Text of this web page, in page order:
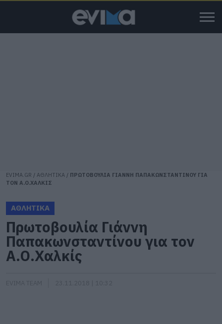
EVIMA.GR / ΑΘΛΗΤΙΚΑ / ΠΡΩΤΟΒΟΥΛΙΑ ΓΙΑΝΝΗ ΠΑΠΑΚΩΝΣΤΑΝΤΙΝΟΥ ΓΙΑ
ΤΟΝ Α.Ο.ΧΑΛΚΙΣ
ΑΘΛΗΤΙΚΑ
Πρωτοβουλία Γιάννη
Παπακωνσταντίνου για τον
Α.Ο.Χαλκίς